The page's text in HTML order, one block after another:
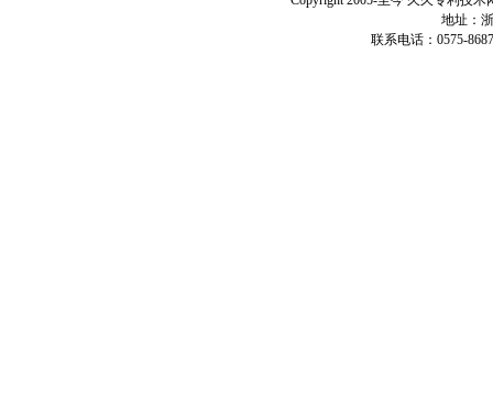
地址：
联系电话：0575-